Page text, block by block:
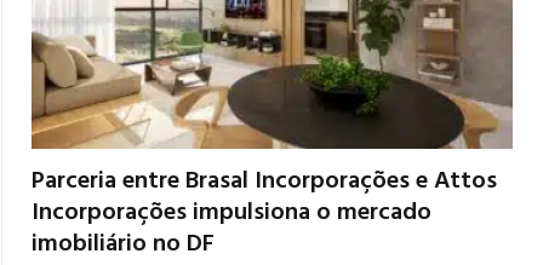
Parceria entre Brasal Incorporações e Attos
Incorporações impulsiona o mercado
imobiliário no DF